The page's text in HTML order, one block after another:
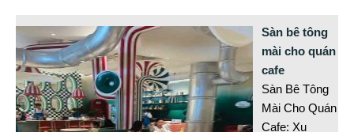
Sàn bê tông
mài cho quán
cafe
Sàn Bê Tông
Mài Cho Quán
Cafe: Xu